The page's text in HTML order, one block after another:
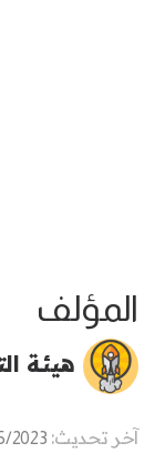
المؤلف
هيئة
آخر تحديث: 2023